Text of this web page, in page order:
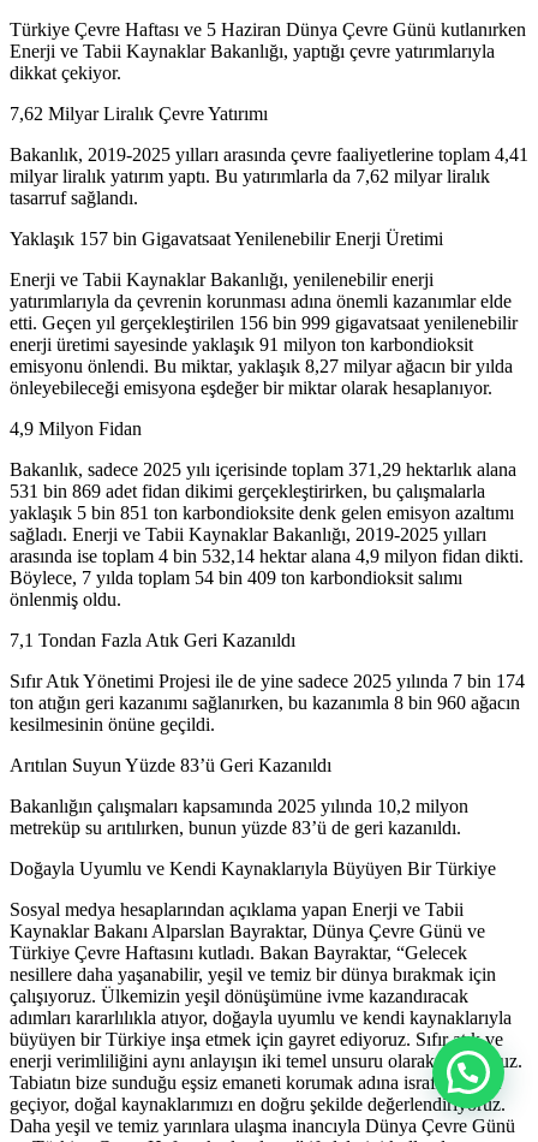
Türkiye Çevre Haftası ve 5 Haziran Dünya Çevre Günü kutlanırken
Enerji ve Tabii Kaynaklar Bakanlığı, yaptığı çevre yatırımlarıyla
dikkat çekiyor.
7,62 Milyar Liralık Çevre Yatırımı
Bakanlık, 2019-2025 yılları arasında çevre faaliyetlerine toplam 4,41
milyar liralık yatırım yaptı. Bu yatırımlarla da 7,62 milyar liralık
tasarruf sağlandı.
Yaklaşık 157 bin Gigavatsaat Yenilenebilir Enerji Üretimi
Enerji ve Tabii Kaynaklar Bakanlığı, yenilenebilir enerji
yatırımlarıyla da çevrenin korunması adına önemli kazanımlar elde
etti. Geçen yıl gerçekleştirilen 156 bin 999 gigavatsaat yenilenebilir
enerji üretimi sayesinde yaklaşık 91 milyon ton karbondioksit
emisyonu önlendi. Bu miktar, yaklaşık 8,27 milyar ağacın bir yılda
önleyebileceği emisyona eşdeğer bir miktar olarak hesaplanıyor.
4,9 Milyon Fidan
Bakanlık, sadece 2025 yılı içerisinde toplam 371,29 hektarlık alana
531 bin 869 adet fidan dikimi gerçekleştirirken, bu çalışmalarla
yaklaşık 5 bin 851 ton karbondioksite denk gelen emisyon azaltımı
sağladı. Enerji ve Tabii Kaynaklar Bakanlığı, 2019-2025 yılları
arasında ise toplam 4 bin 532,14 hektar alana 4,9 milyon fidan dikti.
Böylece, 7 yılda toplam 54 bin 409 ton karbondioksit salımı
önlenmiş oldu.
7,1 Tondan Fazla Atık Geri Kazanıldı
Sıfır Atık Yönetimi Projesi ile de yine sadece 2025 yılında 7 bin 174
ton atığın geri kazanımı sağlanırken, bu kazanımla 8 bin 960 ağacın
kesilmesinin önüne geçildi.
Arıtılan Suyun Yüzde 83’ü Geri Kazanıldı
Bakanlığın çalışmaları kapsamında 2025 yılında 10,2 milyon
metreküp su arıtılırken, bunun yüzde 83’ü de geri kazanıldı.
Doğayla Uyumlu ve Kendi Kaynaklarıyla Büyüyen Bir Türkiye
Sosyal medya hesaplarından açıklama yapan Enerji ve Tabii
Kaynaklar Bakanı Alparslan Bayraktar, Dünya Çevre Günü ve
Türkiye Çevre Haftasını kutladı. Bakan Bayraktar, “Gelecek
nesillere daha yaşanabilir, yeşil ve temiz bir dünya bırakmak için
çalışıyoruz. Ülkemizin yeşil dönüşümüne ivme kazandıracak
adımları kararlılıkla atıyor, doğayla uyumlu ve kendi kaynaklarıyla
büyüyen bir Türkiye inşa etmek için gayret ediyoruz. Sıfır atık ve
enerji verimliliğini aynı anlayışın iki temel unsuru olarak görüyoruz.
Tabiatın bize sunduğu eşsiz emaneti korumak adına israfın önüne
geçiyor, doğal kaynaklarımızı en doğru şekilde değerlendiriyoruz.
Daha yeşil ve temiz yarınlara ulaşma inancıyla Dünya Çevre Günü